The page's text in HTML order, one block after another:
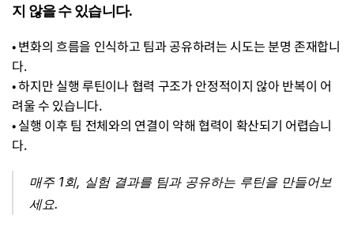
지 않을 수 있습니다.
• 변화의 흐름을 인식하고 팀과 공유하려는 시도는 분명 존재합니
다.
• 하지만 실행 루틴이나 협력 구조가 안정적이지 않아 반복이 어
려울 수 있습니다.
• 실행 이후 팀 전체와의 연결이 약해 협력이 확산되기 어렵습니
다.
매주 1회, 실험 결과를 팀과 공유하는 루틴을 만들어보
세요.